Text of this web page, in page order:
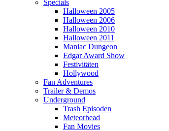
Specials
Halloween 2005
Halloween 2006
Halloween 2010
Halloween 2011
Maniac Dungeon
Edgar Award Show
Festivitäten
Hollywood
Fan Adventures
Trailer & Demos
Underground
Trash Episoden
Meteorhead
Fan Movies